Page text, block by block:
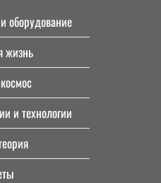
оборудование
жизнь
и технологии